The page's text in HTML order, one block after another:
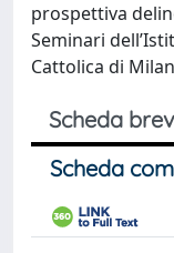
prospettiva
Seminari
Cattolica di
Scheda
Scheda